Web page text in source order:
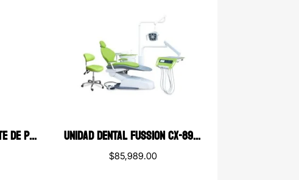
VASO CON TAPA Y POPOTE DE PLÁSTICO REUTILIZABLE CON DISEÑO ODONTOLÓGICO ODONTO BRIGHT UNIDAD DENTAL FUSSION CX-8900
$85,989.00